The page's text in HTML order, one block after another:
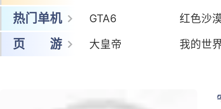
热门单机 GTA6 红色沙
页 游 大皇帝 我的世